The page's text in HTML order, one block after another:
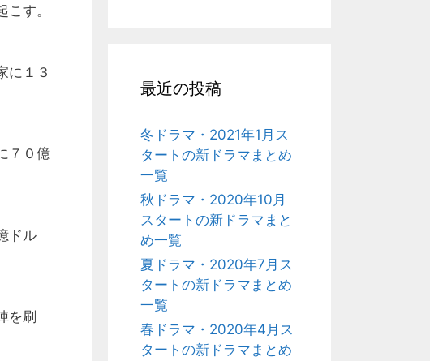
す。
に１３
７０億
ドル
を刷
最近の投稿
冬ドラマ・2021年1月ス
タートの新ドラマまとめ
一覧
秋ドラマ・2020年10月
スタートの新ドラマまと
め一覧
夏ドラマ・2020年7月ス
タートの新ドラマまとめ
一覧
春ドラマ・2020年4月ス
タートの新ドラマまとめ